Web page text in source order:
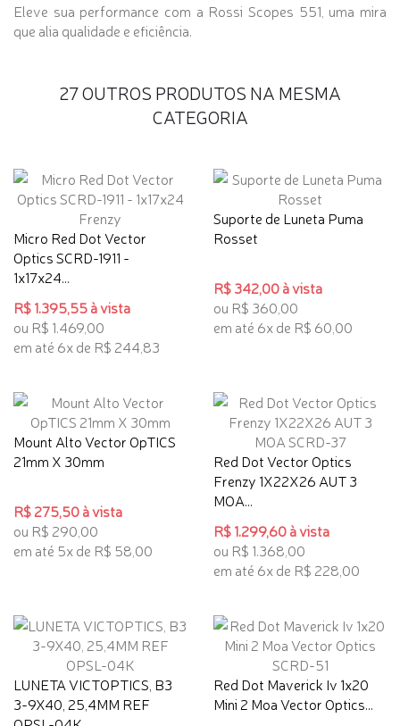
Eleve sua performance com a Rossi Scopes 551, uma mira
que alia qualidade e eficiência.
27 OUTROS PRODUTOS NA MESMA
CATEGORIA
Micro Red Dot Vector
Optics SCRD-1911 -
1x17x24...
R$ 1.395,55 à vista
ou R$ 1.469,00
em até 6x de R$ 244,83
Suporte de Luneta Puma
Rosset
R$ 342,00 à vista
ou R$ 360,00
em até 6x de R$ 60,00
Mount Alto Vector OpTICS
21mm X 30mm
R$ 275,50 à vista
ou R$ 290,00
em até 5x de R$ 58,00
Red Dot Vector Optics
Frenzy 1X22X26 AUT 3
MOA...
R$ 1.299,60 à vista
ou R$ 1.368,00
em até 6x de R$ 228,00
LUNETA VICTOPTICS, B3
3-9X40, 25,4MM REF
Red Dot Maverick Iv 1x20
Mini 2 Moa Vector Optics...